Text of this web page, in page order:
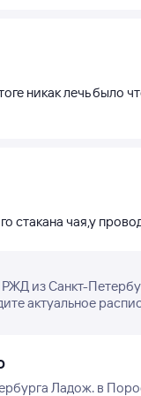
никак лечь было
стакана чая,у
из Санкт-
актуальное
Ладож. в